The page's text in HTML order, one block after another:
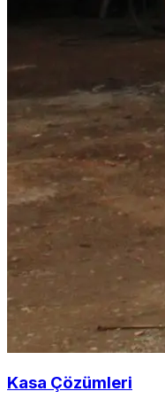
Kasa Çözümleri